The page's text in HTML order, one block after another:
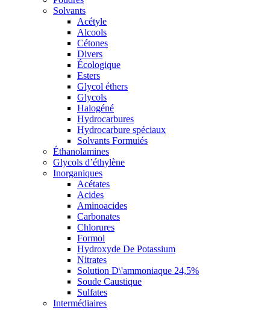
Solvants
Acétyle
Alcools
Cétones
Divers
Écologique
Esters
Glycol éthers
Glycols
Halogéné
Hydrocarbures
Hydrocarbure spéciaux
Solvants Formuiés
Éthanolamines
Glycols d’éthylène
Inorganiques
Acétates
Acides
Aminoacides
Carbonates
Chlorures
Formol
Hydroxyde De Potassium
Nitrates
Solution D\'ammoniaque 24,5%
Soude Caustique
Sulfates
Intermédiaires